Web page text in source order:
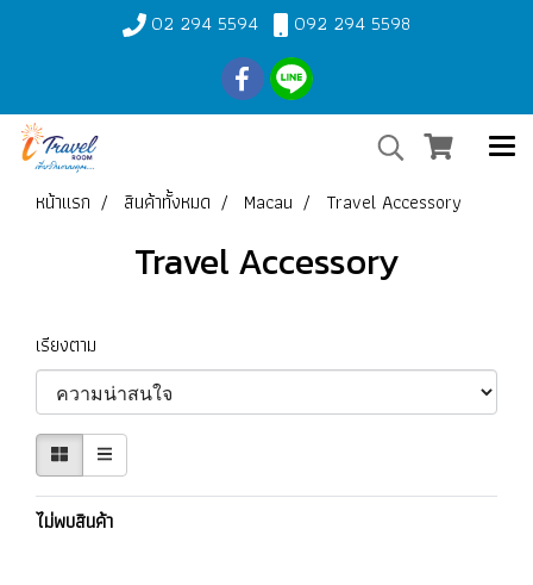
02 294 5594 092 294 5598
หน้าแรก สินค้าทั้งหมด Macau Travel Accessory
Travel Accessory
เรียงตาม
ไม่พบสินค้า